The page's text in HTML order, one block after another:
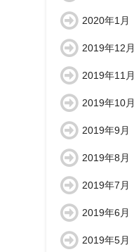
2020年1月
2019年12月
2019年11月
2019年10月
2019年9月
2019年8月
2019年7月
2019年6月
2019年5月